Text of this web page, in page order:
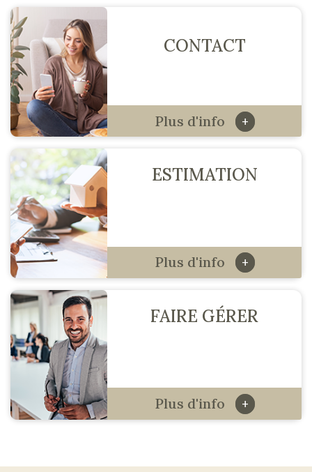
CONTACT
Plus d'info +
ESTIMATION
Plus d'info +
FAIRE GÉRER
Plus d'info +